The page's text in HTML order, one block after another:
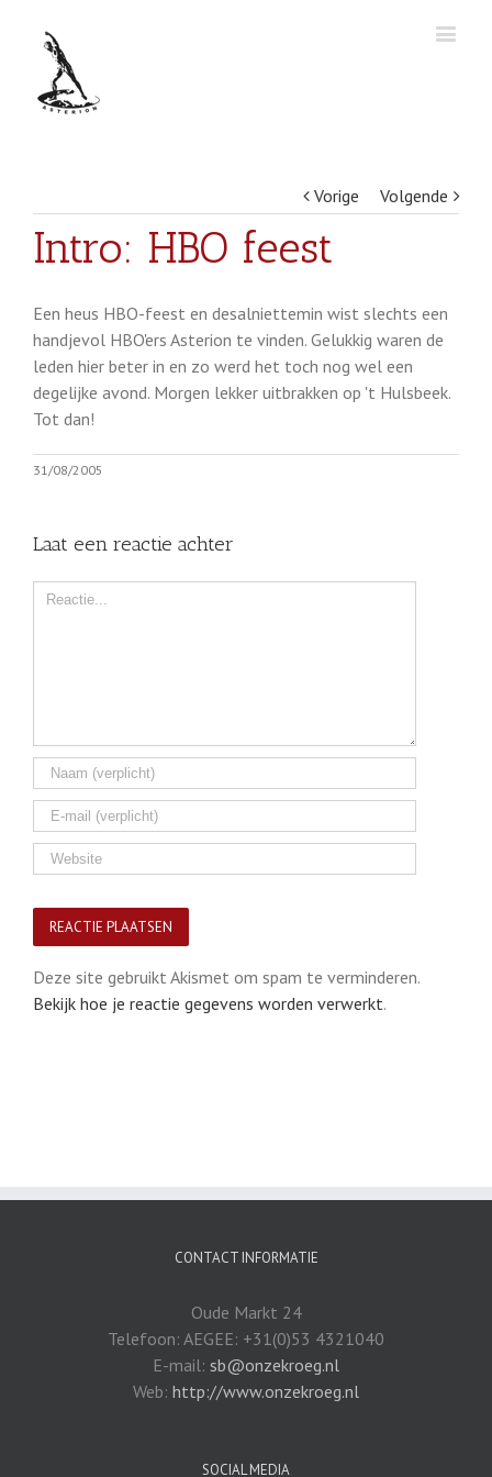
Vorige Volgende
Intro: HBO feest
Een heus HBO-feest en desalniettemin wist slechts een
handjevol HBO'ers Asterion te vinden. Gelukkig waren de
leden hier beter in en zo werd het toch nog wel een
degelijke avond. Morgen lekker uitbrakken op 't Hulsbeek.
Tot dan!
31/08/2005
Laat een reactie achter
Comment
Deze site gebruikt Akismet om spam te verminderen.
Bekijk hoe je reactie gegevens worden verwerkt.
CONTACT INFORMATIE
Oude Markt 24
Telefoon: AEGEE: +31(0)53 4321040
E-mail: sb@onzekroeg.nl
Web: http://www.onzekroeg.nl
SOCIAL MEDIA